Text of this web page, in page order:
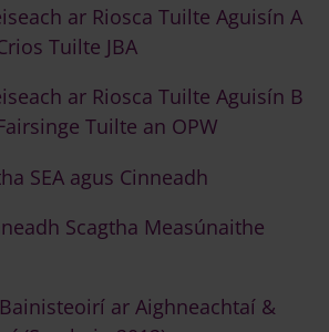
ar Riosca Tuilte Aguisín A
Tuilte JBA
ar Riosca Tuilte Aguisín B
Tuilte an OPW
SEA agus Cinneadh
Scagtha Measúnaithe
ar Aighneachtaí &